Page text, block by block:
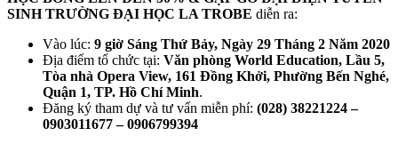
SINH TRƯỜNG ĐẠI HỌC LA TROBE diễn ra:
Vào lúc: 9 giờ Sáng Thứ Bảy, Ngày 29 Tháng 2 Năm 2020
Địa điểm tổ chức tại: Văn phòng World Education, Lầu 5,
Tòa nhà Opera View, 161 Đồng Khởi, Phường Bến Nghé,
Quận 1, TP. Hồ Chí Minh.
Đăng ký tham dự và tư vấn miễn phí: (028) 38221224 –
0903011677 – 0906799394